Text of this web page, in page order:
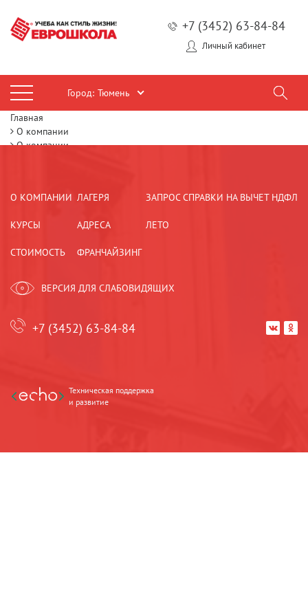
+7 (3452) 63-84-84
Личный кабинет
Город: Тюмень
Главная
О компании
О компании
О КОМПАНИИ
КУРСЫ
СТОИМОСТЬ
ЛАГЕРЯ
АДРЕСА
ФРАНЧАЙЗИНГ
ЗАПРОС СПРАВКИ НА ВЫЧЕТ НДФЛ
ЛЕТО
ВЕРСИЯ ДЛЯ СЛАБОВИДЯЩИХ
+7 (3452) 63-84-84  
Техническая поддержка
и развитие